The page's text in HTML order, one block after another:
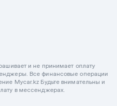
и не принимает оплату
Все финансовые операции
Mycar.kz Будьте внимательны и
в мессенджерах.